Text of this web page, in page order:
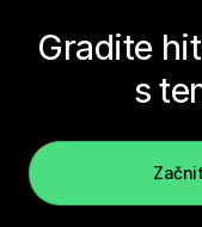
Gradite
s